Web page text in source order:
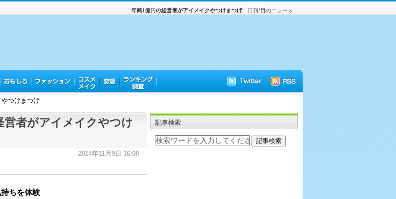
日刊!目のニュース
年商1億円の経営者がアイメイクやつけまつげ
つけまつげ
営者がアイメイクやつけ
2014年11月9日 16:00
ちを体験
記事検索